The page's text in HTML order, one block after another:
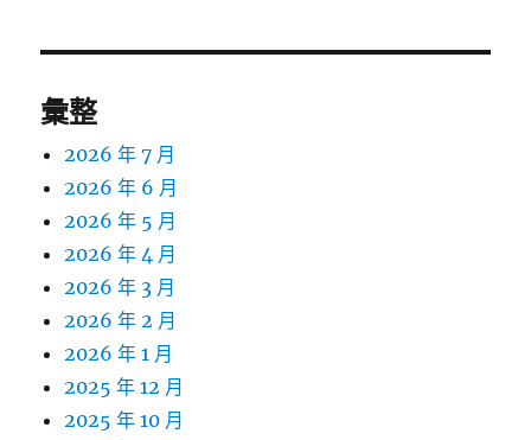
彙整
2026 年 7 月
2026 年 6 月
2026 年 5 月
2026 年 4 月
2026 年 3 月
2026 年 2 月
2026 年 1 月
2025 年 12 月
2025 年 10 月